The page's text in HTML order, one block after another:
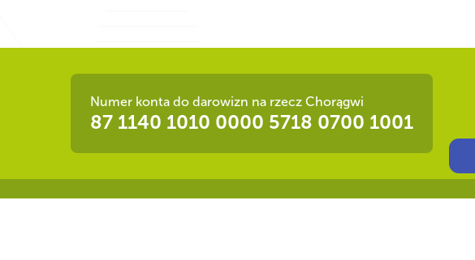
Numer konta do darowizn na rzecz Chorągwi
87 1140 1010 0000 5718 0700 1001